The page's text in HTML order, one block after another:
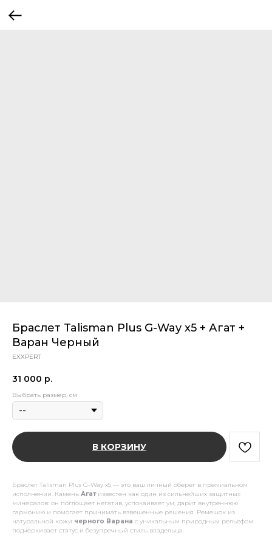
Браслет Talisman Plus G-Way x5 + Агат +
Варан Черный
EXXPERT
31 000 р.
Выбрать размер, см
В КОРЗИНУ
Браслет Talisman Plus G-Way x5 — это ваш личный оберег в премиальном
исполнении. Камень Агатизвестен как один из сильнейших защитных
минералов: он поглощает негатив, успокаивает ум, дарит внутреннюю
гармонию и помогает принимать взвешенные решения. Ремешок из
натуральной кожи черного Варана с уникальным природным рельефом
подчеркивает статус и безупречный стиль владельца.